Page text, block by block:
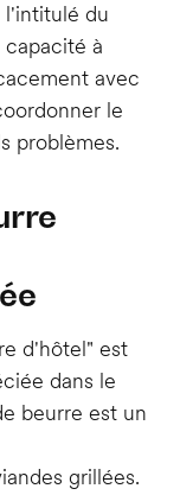
l'intitulé du
à
avec
le
problèmes.
d'hôtel" est
dans le
beurre est un
grillées.